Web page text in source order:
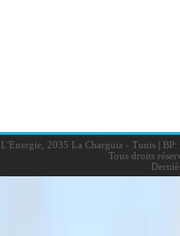
2035 La Charguia - Tunis |BP:
Tous droits